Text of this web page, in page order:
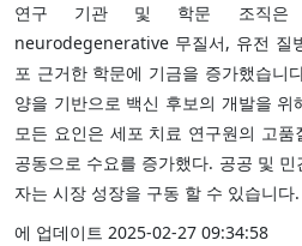
연구 기관 및 학문 조직은
neurodegenerative 무질서, 유전 질
포 근거한 학문에 기금을 증가했습니
양을 기반으로 백신 후보의 개발을
모든 요인은 세포 치료 연구원의 고
공동으로 수요를 증가했다. 공공 및
자는 시장 성장을 구동 할 수 있습니다.
에 업데이트 2025-02-27 09:34:58